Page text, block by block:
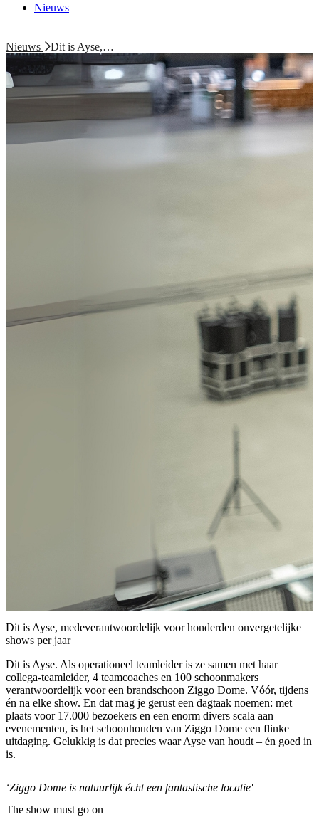
Nieuws
Nieuws Dit is Ayse,…
Dit is Ayse, medeverantwoordelijk voor honderden onvergetelijke
shows per jaar
Dit is Ayse. Als operationeel teamleider is ze samen met haar
collega-teamleider, 4 teamcoaches en 100 schoonmakers
verantwoordelijk voor een brandschoon Ziggo Dome. Vóór, tijdens
én na elke show. En dat mag je gerust een dagtaak noemen: met
plaats voor 17.000 bezoekers en een enorm divers scala aan
evenementen, is het schoonhouden van Ziggo Dome een flinke
uitdaging. Gelukkig is dat precies waar Ayse van houdt – én goed in
is.
‘Ziggo Dome is natuurlijk écht een fantastische locatie'
The show must go on